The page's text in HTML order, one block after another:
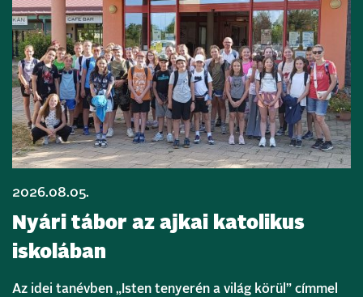
2026.08.05.
Nyári tábor az ajkai katolikus
iskolában
Az idei tanévben „Isten tenyerén a világ körül” címmel